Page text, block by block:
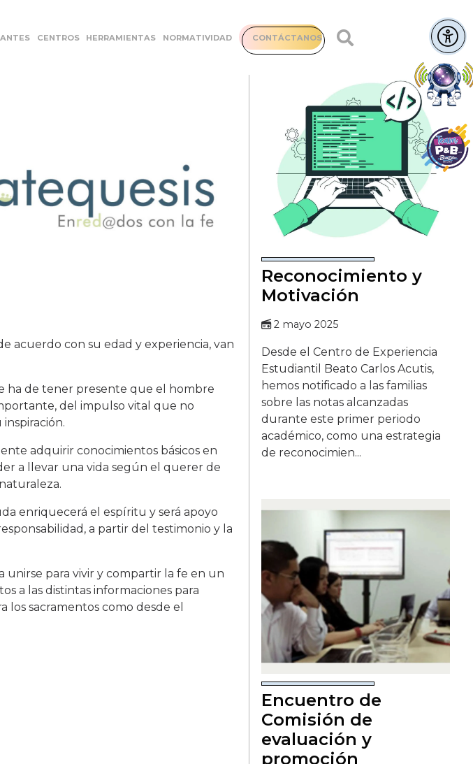
CENTROS HERRAMIENTAS NORMATIVIDAD CONTÁCTANOS
acuerdo con su edad y experiencia, van
ha de tener presente que el hombre
del impulso vital que no
adquirir conocimientos básicos en
a llevar una vida según el querer de
enriquecerá el espíritu y será apoyo
a partir del testimonio y la
para vivir y compartir la fe en un
a las distintas informaciones para
los sacramentos como desde el
Reconocimiento y
Motivación
2 mayo 2025
Desde el Centro de Experiencia
Estudiantil Beato Carlos Acutis,
hemos notificado a las familias
sobre las notas alcanzadas
durante este primer periodo
académico, como una estrategia
de reconocimien...
Encuentro de
Comisión de
evaluación y
promoción